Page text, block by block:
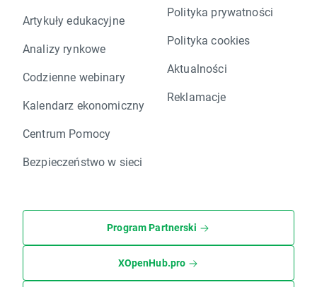
Artykuły edukacyjne
Analizy rynkowe
Codzienne webinary
Kalendarz ekonomiczny
Centrum Pomocy
Bezpieczeństwo w sieci
Polityka prywatności
Polityka cookies
Aktualności
Reklamacje
Program Partnerski
XOpenHub.pro